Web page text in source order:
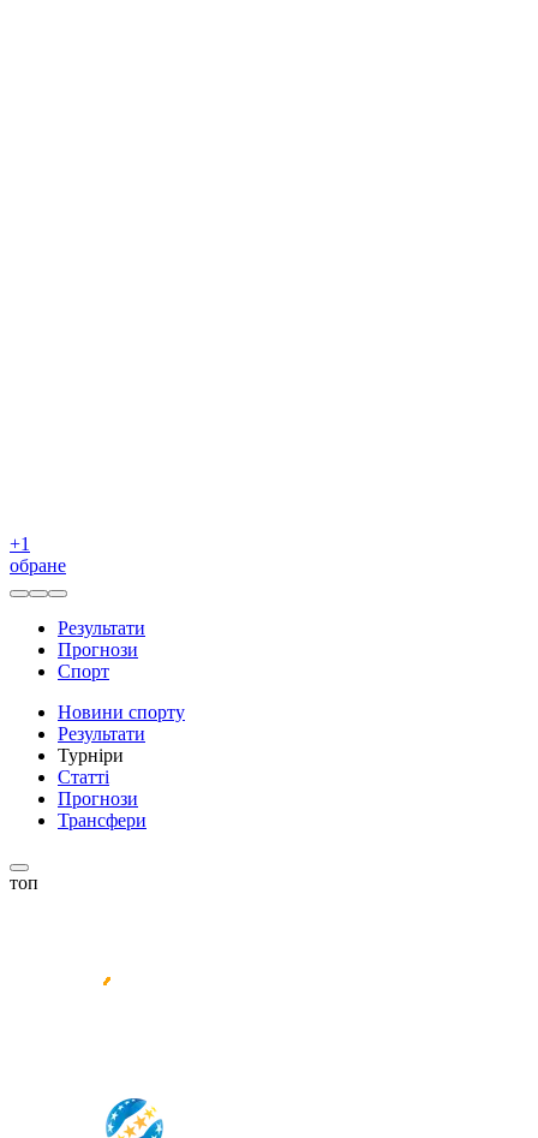
+1
обране
Результати
Прогнози
Спорт
Новини спорту
Результати
Турніри
Статті
Прогнози
Трансфери
топ